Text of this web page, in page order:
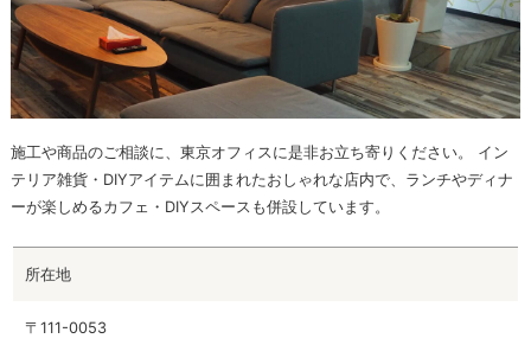
施工や商品のご相談に、東京オフィスに是非お立ち寄りください。 イン
テリア雑貨・DIYアイテムに囲まれたおしゃれな店内で、ランチやディナ
ーが楽しめるカフェ・DIYスペースも併設しています。
所在地
〒111-0053